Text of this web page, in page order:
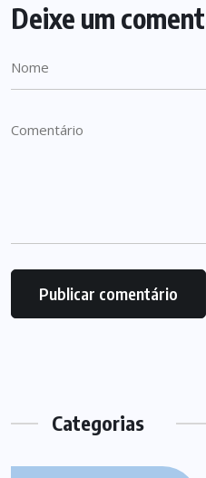
Deixe um
Categorias